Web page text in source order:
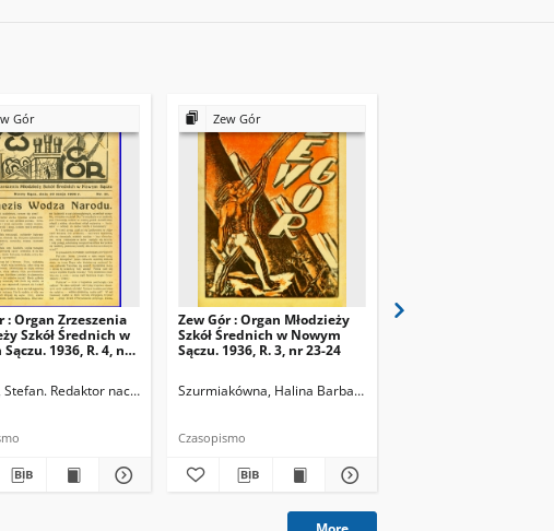
Gór
: Organ Zrzeszenia
Szkół Średnich w
1936, R. 4, nr
Redaktor naczelny
Zew Gór
Zew Gór : Organ Młodzieży
Szkół Średnich w Nowym
Sączu. 1936, R. 3, nr 23-24
Szurmiakówna, Halina Barbara (1920-1945). Redaktor
Czasopismo